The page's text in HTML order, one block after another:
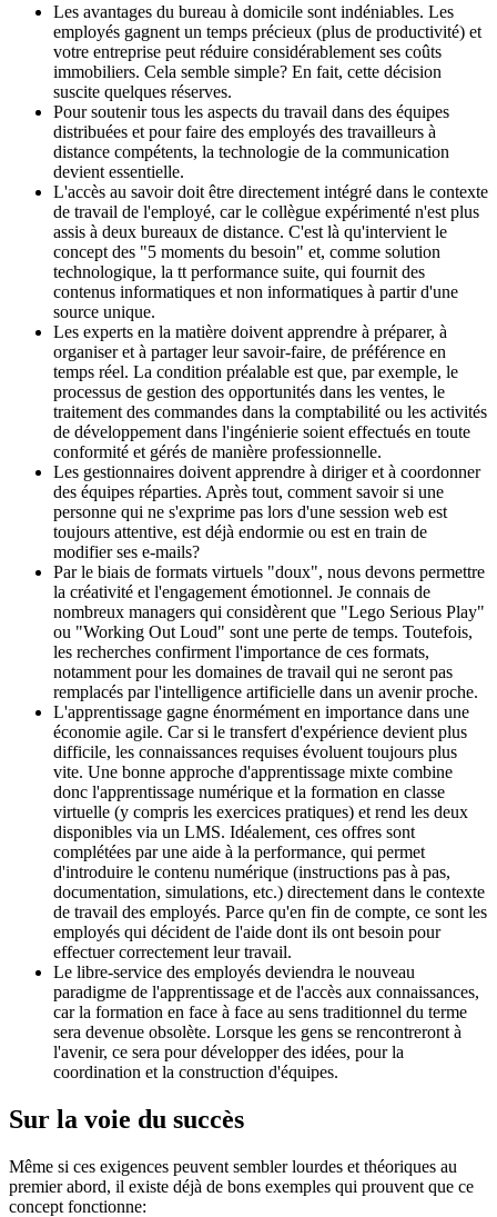
Les avantages du bureau à domicile sont indéniables. Les
employés gagnent un temps précieux (plus de productivité) et
votre entreprise peut réduire considérablement ses coûts
immobiliers. Cela semble simple? En fait, cette décision
suscite quelques réserves.
Pour soutenir tous les aspects du travail dans des équipes
distribuées et pour faire des employés des travailleurs à
distance compétents, la technologie de la communication
devient essentielle.
L'accès au savoir doit être directement intégré dans le contexte
de travail de l'employé, car le collègue expérimenté n'est plus
assis à deux bureaux de distance. C'est là qu'intervient le
concept des "5 moments du besoin" et, comme solution
technologique, la tt performance suite, qui fournit des
contenus informatiques et non informatiques à partir d'une
source unique.
Les experts en la matière doivent apprendre à préparer, à
organiser et à partager leur savoir-faire, de préférence en
temps réel. La condition préalable est que, par exemple, le
processus de gestion des opportunités dans les ventes, le
traitement des commandes dans la comptabilité ou les activités
de développement dans l'ingénierie soient effectués en toute
conformité et gérés de manière professionnelle.
Les gestionnaires doivent apprendre à diriger et à coordonner
des équipes réparties. Après tout, comment savoir si une
personne qui ne s'exprime pas lors d'une session web est
toujours attentive, est déjà endormie ou est en train de
modifier ses e-mails?
Par le biais de formats virtuels "doux", nous devons permettre
la créativité et l'engagement émotionnel. Je connais de
nombreux managers qui considèrent que "Lego Serious Play"
ou "Working Out Loud" sont une perte de temps. Toutefois,
les recherches confirment l'importance de ces formats,
notamment pour les domaines de travail qui ne seront pas
remplacés par l'intelligence artificielle dans un avenir proche.
L'apprentissage gagne énormément en importance dans une
économie agile. Car si le transfert d'expérience devient plus
difficile, les connaissances requises évoluent toujours plus
vite. Une bonne approche d'apprentissage mixte combine
donc l'apprentissage numérique et la formation en classe
virtuelle (y compris les exercices pratiques) et rend les deux
disponibles via un LMS. Idéalement, ces offres sont
complétées par une aide à la performance, qui permet
d'introduire le contenu numérique (instructions pas à pas,
documentation, simulations, etc.) directement dans le contexte
de travail des employés. Parce qu'en fin de compte, ce sont les
employés qui décident de l'aide dont ils ont besoin pour
effectuer correctement leur travail.
Le libre-service des employés deviendra le nouveau
paradigme de l'apprentissage et de l'accès aux connaissances,
car la formation en face à face au sens traditionnel du terme
sera devenue obsolète. Lorsque les gens se rencontreront à
l'avenir, ce sera pour développer des idées, pour la
coordination et la construction d'équipes.
Sur la voie du succès
Même si ces exigences peuvent sembler lourdes et théoriques au
premier abord, il existe déjà de bons exemples qui prouvent que ce
concept fonctionne: